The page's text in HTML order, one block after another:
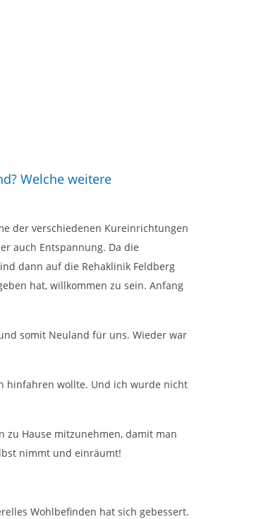
Welche weitere
der verschiedenen Kureinrichtungen
auch Entspannung. Da die
dann auf die Rehaklinik Feldberg
hat, willkommen zu sein. Anfang
somit Neuland für uns. Wieder war
hinfahren wollte. Und ich wurde nicht
zu Hause mitzunehmen, damit man
nimmt und einräumt!
Wohlbefinden hat sich gebessert.